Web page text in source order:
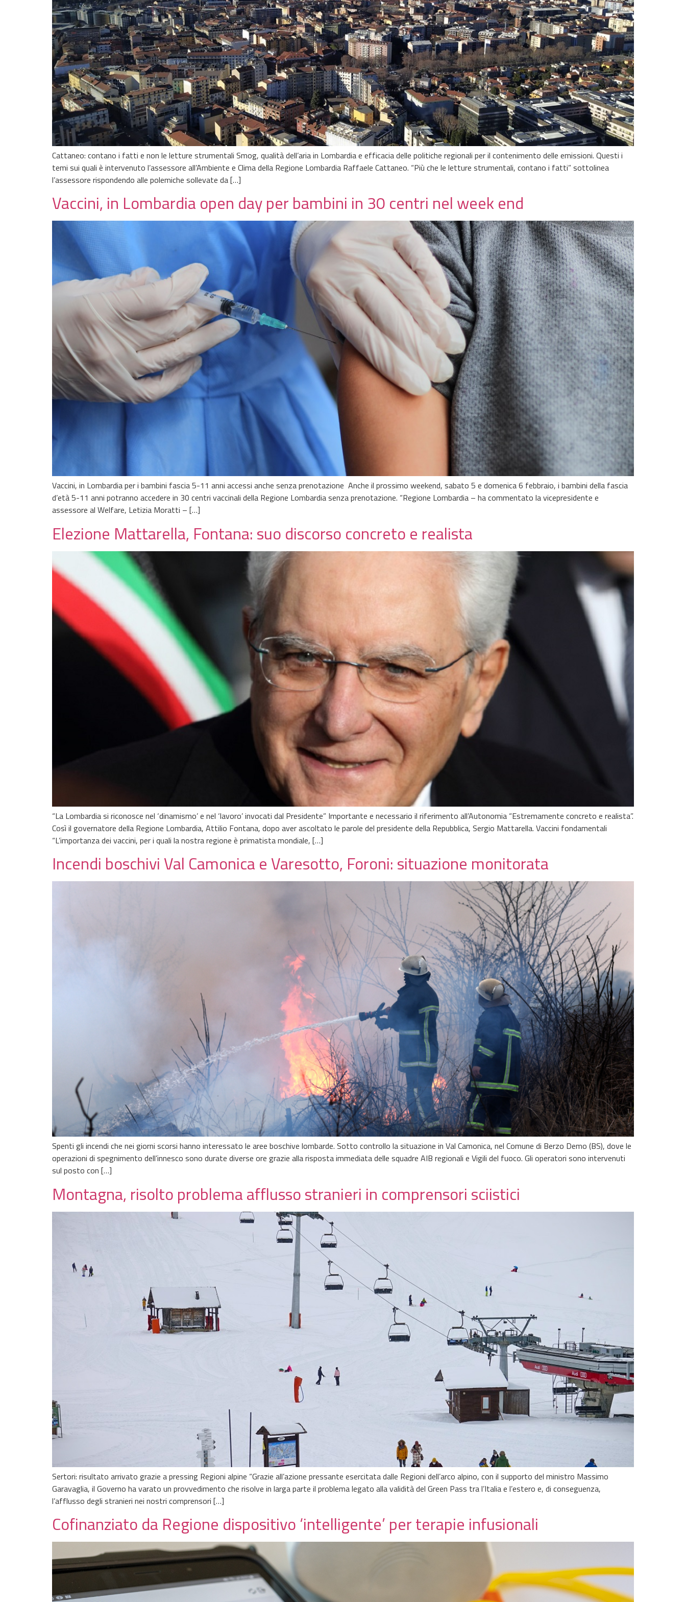
Cattaneo: contano i fatti e non le letture strumentali Smog, qualità dell’aria in Lombardia e efficacia delle politiche regionali per il contenimento delle emissioni. Questi i
temi sui quali è intervenuto l’assessore all’Ambiente e Clima della Regione Lombardia Raffaele Cattaneo. “Più che le letture strumentali, contano i fatti” sottolinea
l’assessore rispondendo alle polemiche sollevate da […]
Vaccini, in Lombardia open day per bambini in 30 centri nel week end
Vaccini, in Lombardia per i bambini fascia 5-11 anni accessi anche senza prenotazione Anche il prossimo weekend, sabato 5 e domenica 6 febbraio, i bambini della fascia
d’età 5-11 anni potranno accedere in 30 centri vaccinali della Regione Lombardia senza prenotazione. “Regione Lombardia – ha commentato la vicepresidente e
assessore al Welfare, Letizia Moratti – […]
Elezione Mattarella, Fontana: suo discorso concreto e realista
“La Lombardia si riconosce nel ‘dinamismo’ e nel ‘lavoro’ invocati dal Presidente” Importante e necessario il riferimento all’Autonomia “Estremamente concreto e realista”.
Così il governatore della Regione Lombardia, Attilio Fontana, dopo aver ascoltato le parole del presidente della Repubblica, Sergio Mattarella. Vaccini fondamentali
“L’importanza dei vaccini, per i quali la nostra regione è primatista mondiale, […]
Incendi boschivi Val Camonica e Varesotto, Foroni: situazione monitorata
Spenti gli incendi che nei giorni scorsi hanno interessato le aree boschive lombarde. Sotto controllo la situazione in Val Camonica, nel Comune di Berzo Demo (BS), dove le
operazioni di spegnimento dell’innesco sono durate diverse ore grazie alla risposta immediata delle squadre AIB regionali e Vigili del fuoco. Gli operatori sono intervenuti
sul posto con […]
Montagna, risolto problema afflusso stranieri in comprensori sciistici
Sertori: risultato arrivato grazie a pressing Regioni alpine “Grazie all’azione pressante esercitata dalle Regioni dell’arco alpino, con il supporto del ministro Massimo
Garavaglia, il Governo ha varato un provvedimento che risolve in larga parte il problema legato alla validità del Green Pass tra l’Italia e l’estero e, di conseguenza,
l’afflusso degli stranieri nei nostri comprensori […]
Cofinanziato da Regione dispositivo ‘intelligente’ per terapie infusionali